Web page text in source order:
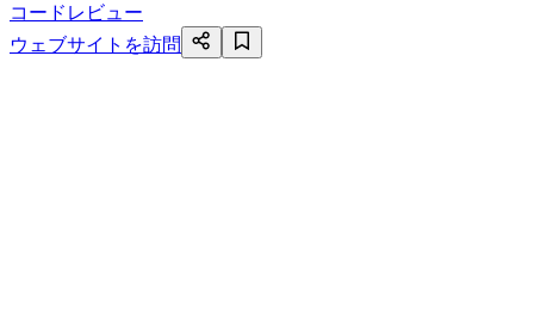
コードレビュー
ウェブサイトを訪問